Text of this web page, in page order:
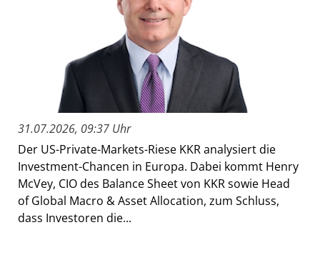
31.07.2026, 09:37 Uhr
Der US-Private-Markets-Riese KKR analysiert die
Investment-Chancen in Europa. Dabei kommt Henry
McVey, CIO des Balance Sheet von KKR sowie Head
of Global Macro & Asset Allocation, zum Schluss,
dass Investoren die...